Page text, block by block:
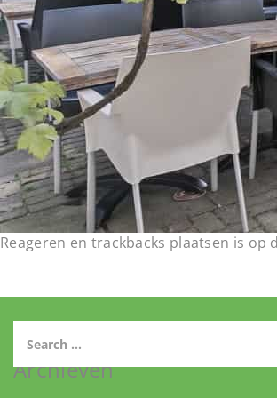
Reageren en trackbacks plaatsen is
Archieven